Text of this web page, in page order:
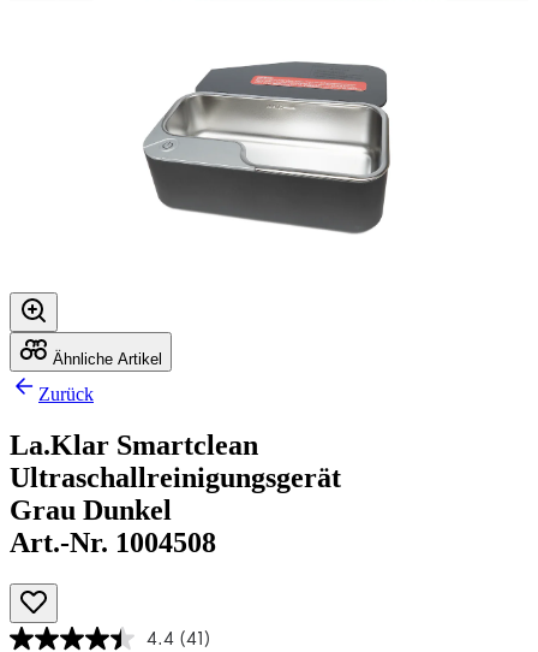
Ähnliche Artikel
Zurück
La.Klar Smartclean
Ultraschallreinigungsgerät
Grau Dunkel
Art.-Nr. 1004508
4.4 (41)